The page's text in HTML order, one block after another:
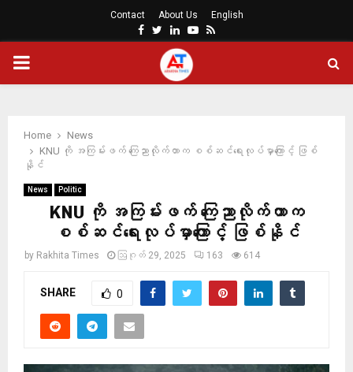
Contact About Us English
Facebook
Twitter
LinkedinYoutube
Rss
PRIMARY
Home
News
KNU ကို အကြမ်းဖက် ကြေညာလိုက်တာက စစ်ဆင်ရေးလုပ်မှာကြောင့် ဖြစ်
နိုင်
News Politic
KNU ကို အကြမ်းဖက် ကြေညာလိုက်တာက
စစ်ဆင်ရေးလုပ်မှာကြောင့် ဖြစ်နိုင်
by Rakhita Times ဩဂုတ် 29, 2025 163 614
SHARE 0